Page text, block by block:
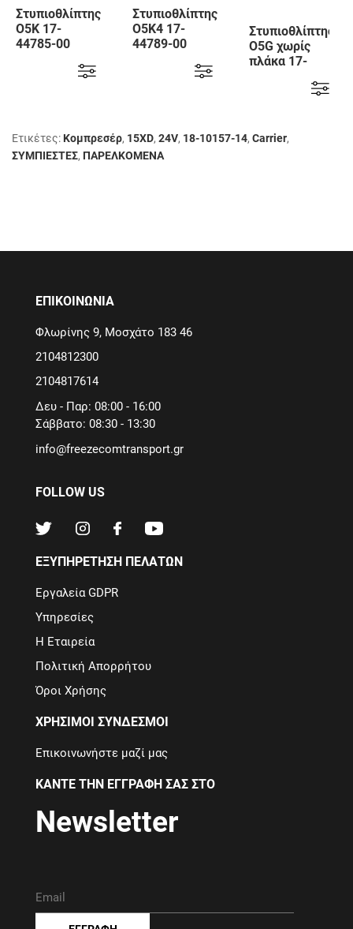
Στυπιοθλίπτης
Ο5Κ 17-
44785-00
Στυπιοθλίπτης
Ο5Κ4 17-
44789-00
Στυπιοθλίπτης
Ο5G χωρίς
πλάκα 17-
Ετικέτες: Κομπρεσέρ, 15XD, 24V, 18-10157-14, Carrier,
ΣΥΜΠΙΕΣΤΕΣ, ΠΑΡΕΛΚΟΜΕΝΑ
ΕΠΙΚΟΙΝΩΝΙΑ
Φλωρίνης 9, Μοσχάτο 183 46
2104812300
2104817614
Δευ - Παρ: 08:00 - 16:00
Σάββατο: 08:30 - 13:30
info@freezecomtransport.gr
FOLLOW US
ΕΞΥΠΗΡΈΤΗΣΗ ΠΕΛΑΤΏΝ
Εργαλεία GDPR
Υπηρεσίες
Η Εταιρεία
Πολιτική Απορρήτου
Όροι Χρήσης
ΧΡΉΣΙΜΟΙ ΣΎΝΔΕΣΜΟΙ
Επικοινωνήστε μαζί μας
ΚΆΝΤΕ ΤΗΝ ΕΓΓΡΑΦΉ ΣΑΣ ΣΤΟ
Newsletter